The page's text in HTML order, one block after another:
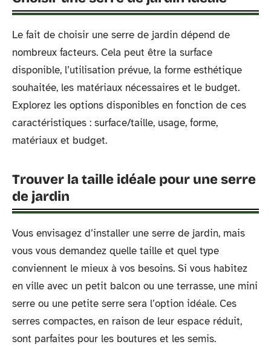
Le fait de choisir une serre de jardin dépend de
nombreux facteurs. Cela peut être la surface
disponible, l’utilisation prévue, la forme esthétique
souhaitée, les matériaux nécessaires et le budget.
Explorez les options disponibles en fonction de ces
caractéristiques : surface/taille, usage, forme,
matériaux et budget.
Trouver la taille idéale pour une serre
de jardin
Vous envisagez d’installer une serre de jardin, mais
vous vous demandez quelle taille et quel type
conviennent le mieux à vos besoins. Si vous habitez
en ville avec un petit balcon ou une terrasse, une mini
serre ou une petite serre sera l’option idéale. Ces
serres compactes, en raison de leur espace réduit,
sont parfaites pour les boutures et les semis.